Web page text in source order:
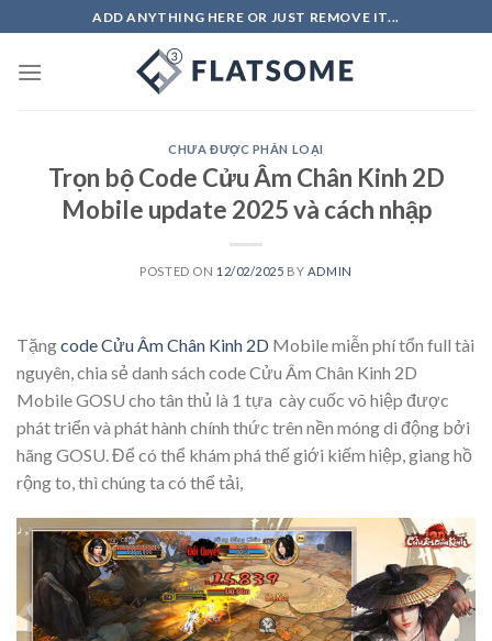
to
content
ADD ANYTHING HERE OR JUST REMOVE IT...
CHƯA ĐƯỢC PHÂN LOẠI
Trọn bộ Code Cửu Âm Chân Kinh 2D
Mobile update 2025 và cách nhập
POSTED ON 12/02/2025 BY ADMIN
Tặngcode Cửu Âm Chân Kinh 2D Mobile miễn phí tổn full tài
nguyên, chia sẻ danh sách code Cửu Âm Chân Kinh 2D
Mobile GOSU cho tân thủ là 1 tựa cày cuốc võ hiệp được
phát triển và phát hành chính thức trên nền móng di động bởi
hãng GOSU. Để có thể khám phá thế giới kiếm hiệp, giang hồ
rộng to, thì chúng ta có thể tải,